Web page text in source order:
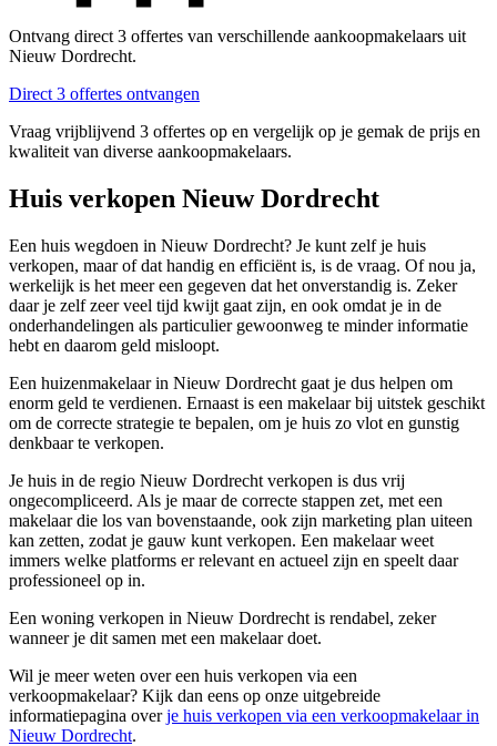
Ontvang direct 3 offertes van verschillende aankoopmakelaars uit
Nieuw Dordrecht.
Direct 3 offertes ontvangen
Vraag vrijblijvend 3 offertes op en vergelijk op je gemak de prijs en
kwaliteit van diverse aankoopmakelaars.
Huis verkopen Nieuw Dordrecht
Een huis wegdoen in Nieuw Dordrecht? Je kunt zelf je huis
verkopen, maar of dat handig en efficiënt is, is de vraag. Of nou ja,
werkelijk is het meer een gegeven dat het onverstandig is. Zeker
daar je zelf zeer veel tijd kwijt gaat zijn, en ook omdat je in de
onderhandelingen als particulier gewoonweg te minder informatie
hebt en daarom geld misloopt.
Een huizenmakelaar in Nieuw Dordrecht gaat je dus helpen om
enorm geld te verdienen. Ernaast is een makelaar bij uitstek geschikt
om de correcte strategie te bepalen, om je huis zo vlot en gunstig
denkbaar te verkopen.
Je huis in de regio Nieuw Dordrecht verkopen is dus vrij
ongecompliceerd. Als je maar de correcte stappen zet, met een
makelaar die los van bovenstaande, ook zijn marketing plan uiteen
kan zetten, zodat je gauw kunt verkopen. Een makelaar weet
immers welke platforms er relevant en actueel zijn en speelt daar
professioneel op in.
Een woning verkopen in Nieuw Dordrecht is rendabel, zeker
wanneer je dit samen met een makelaar doet.
Wil je meer weten over een huis verkopen via een
verkoopmakelaar? Kijk dan eens op onze uitgebreide
informatiepagina overje huis verkopen via een verkoopmakelaar in
Nieuw Dordrecht.